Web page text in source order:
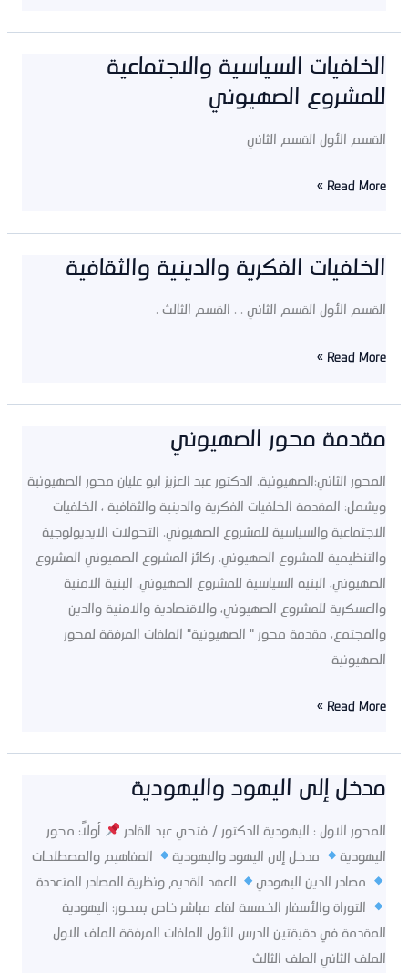
الخلفيات السياسية والاجتماعية
للمشروع الصهيوني
القسم الأول القسم الثاني
الخلفيات
السياسية
والاجتماعية
للمشروع
Read More »
الخلفيات الفكرية والدينية والثقافية
القسم الأول القسم الثاني . . القسم الثالث .
الخلفيات
والدينية
Read More »
مقدمة محور الصهيوني
المحور الثاني:الصهيونية. الدكتور عبد العزيز ابو عليان محور الصهيونية
ويشمل: المقدمة الخلفيات الفكرية والدينية والثقافية ، الخلفيات
الاجتماعية والسياسية للمشروع الصهيوني. التحولات الايديولوجية
والتنظيمية للمشروع الصهيوني. ركائز المشروع الصهيوني المشروع
الصهيوني، البنيه السياسية للمشروع الصهيوني. البنية الامنية
والعسكرية للمشروع الصهيوني، والاقتصادية والامنية والدين
والمجتمع، مقدمة محور ” الصهيونية” الملفات المرفقة لمحور
الصهيونية
مقدمة
الصهيوني
Read More »
مدخل إلى اليهود واليهودية
المحور الاول : اليهودية الدكتور / فتحي عبد القادر
أولاً: محور
اليهودية
مدخل إلى اليهود واليهودية
المفاهيم والمصطلحات
مصادر الدين اليهودي
العهد القديم ونظرية المصادر المتعددة
التوراة والأسفار الخمسة لقاء مباشر خاص بمحور: اليهودية
المقدمة في دقيقتين الدرس الأول الملفات المرفقة الملف الاول
الملف الثاني الملف الثالث
مدخل
اليهود
واليهودية